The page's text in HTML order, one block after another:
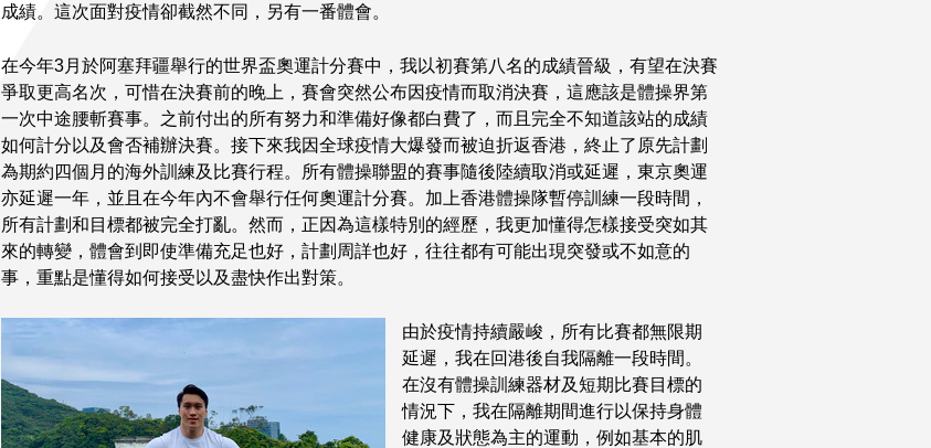
成績。這次面對疫情卻截然不同，另有一番體會。
在今年3月於阿塞拜疆舉行的世界盃奧運計分賽中，我以初賽第八名的成績晉級，有望在決賽
爭取更高名次，可惜在決賽前的晚上，賽會突然公布因疫情而取消決賽，這應該是體操界第
一次中途腰斬賽事。之前付出的所有努力和準備好像都白費了，而且完全不知道該站的成績
如何計分以及會否補辦決賽。接下來我因全球疫情大爆發而被迫折返香港，終止了原先計劃
為期約四個月的海外訓練及比賽行程。所有體操聯盟的賽事隨後陸續取消或延遲，東京奧運
亦延遲一年，並且在今年內不會舉行任何奧運計分賽。加上香港體操隊暫停訓練一段時間，
所有計劃和目標都被完全打亂。然而，正因為這樣特別的經歷，我更加懂得怎樣接受突如其
來的轉變，體會到即使準備充足也好，計劃周詳也好，往往都有可能出現突發或不如意的
事，重點是懂得如何接受以及盡快作出對策。
由於疫情持續嚴峻，所有比賽都無限期
延遲，我在回港後自我隔離一段時間。
在沒有體操訓練器材及短期比賽目標的
情況下，我在隔離期間進行以保持身體
健康及狀態為主的運動，例如基本的肌